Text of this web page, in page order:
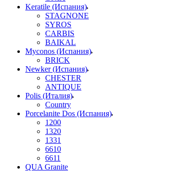
Keratile (Испания)
STAGNONE
SYROS
CARBIS
BAIKAL
Myconos (Испания)
BRICK
Newker (Испания)
CHESTER
ANTIQUE
Polis (Италия)
Country
Porcelanite Dos (Испания)
1200
1320
1331
6610
6611
QUA Granite